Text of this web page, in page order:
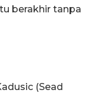
berakhir tanpa
(Sead